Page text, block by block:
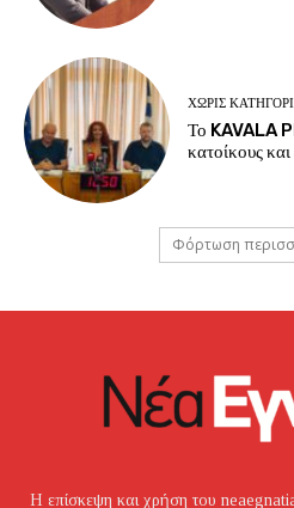
ΧΩΡΊΣ
Το KAVALA
κατοίκους
Φόρτωση
Η επίσκεψη και χρήση του